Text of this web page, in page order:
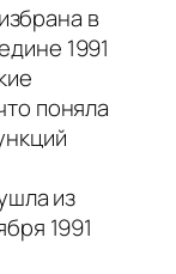
в
1991
поняла
из
1991